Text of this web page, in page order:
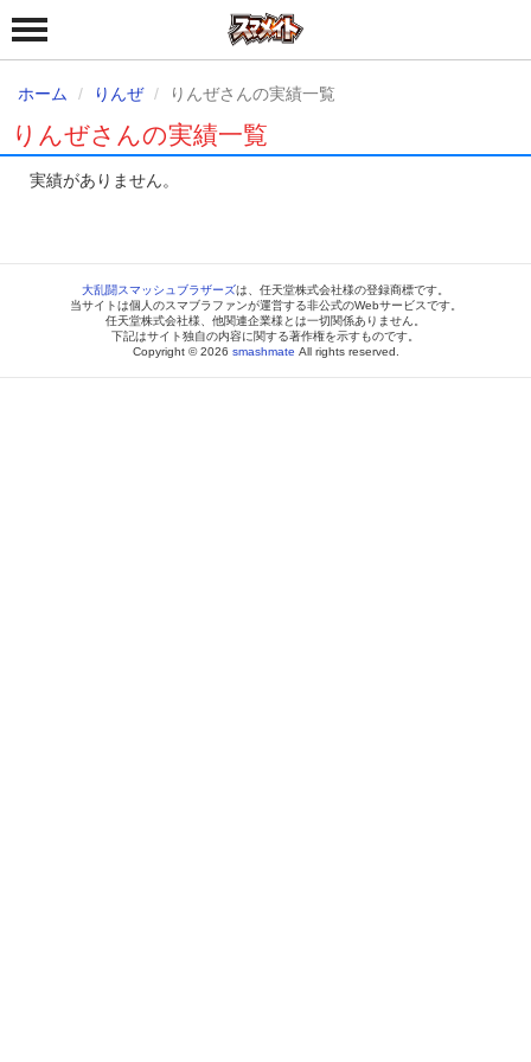
ホーム りんぜ りんぜさんの実績一覧
りんぜさんの実績一覧
実績がありません。
大乱闘スマッシュブラザーズは、任天堂株式会社様の登録商標です。
当サイトは個人のスマブラファンが運営する非公式のWebサービスです。
任天堂株式会社様、他関連企業様とは一切関係ありません。
下記はサイト独自の内容に関する著作権を示すものです。
Copyright © 2026 smashmate All rights reserved.